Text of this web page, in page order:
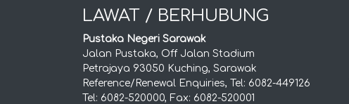
LAWAT / BERHUBUNG
Pustaka Negeri Sarawak
Jalan Pustaka, Off Jalan Stadium
Petrajaya 93050 Kuching, Sarawak
Reference/Renewal Enquiries, Tel: 6082-449126
Tel: 6082-520000, Fax: 6082-520001